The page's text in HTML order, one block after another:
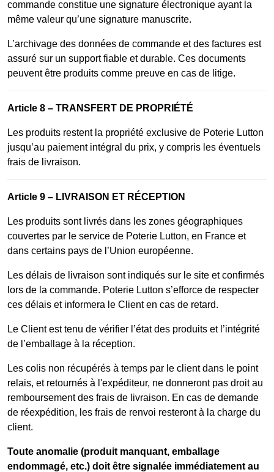
commande constitue une signature électronique ayant la
même valeur qu’une signature manuscrite.
L’archivage des données de commande et des factures est
assuré sur un support fiable et durable. Ces documents
peuvent être produits comme preuve en cas de litige.
Article 8 – TRANSFERT DE PROPRIÉTÉ
Les produits restent la propriété exclusive de Poterie Lutton
jusqu’au paiement intégral du prix, y compris les éventuels
frais de livraison.
Article 9 – LIVRAISON ET RÉCEPTION
Les produits sont livrés dans les zones géographiques
couvertes par le service de Poterie Lutton, en France et
dans certains pays de l’Union européenne.
Les délais de livraison sont indiqués sur le site et confirmés
lors de la commande. Poterie Lutton s’efforce de respecter
ces délais et informera le Client en cas de retard.
Le Client est tenu de vérifier l’état des produits et l’intégrité
de l’emballage à la réception.
Les colis non récupérés à temps par le client dans le point
relais, et retournés à l'expéditeur, ne donneront pas droit au
remboursement des frais de livraison. En cas de demande
de réexpédition, les frais de renvoi resteront à la charge du
client.
Toute anomalie (produit manquant, emballage
endommagé, etc.) doit être signalée immédiatement au